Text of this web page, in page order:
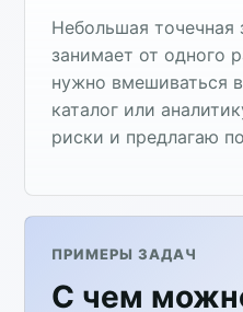
Небольшая точечная
занимает от одного
нужно вмешиваться
каталог или
риски и предлагаю
ПРИМЕРЫ ЗАДАЧ
С чем